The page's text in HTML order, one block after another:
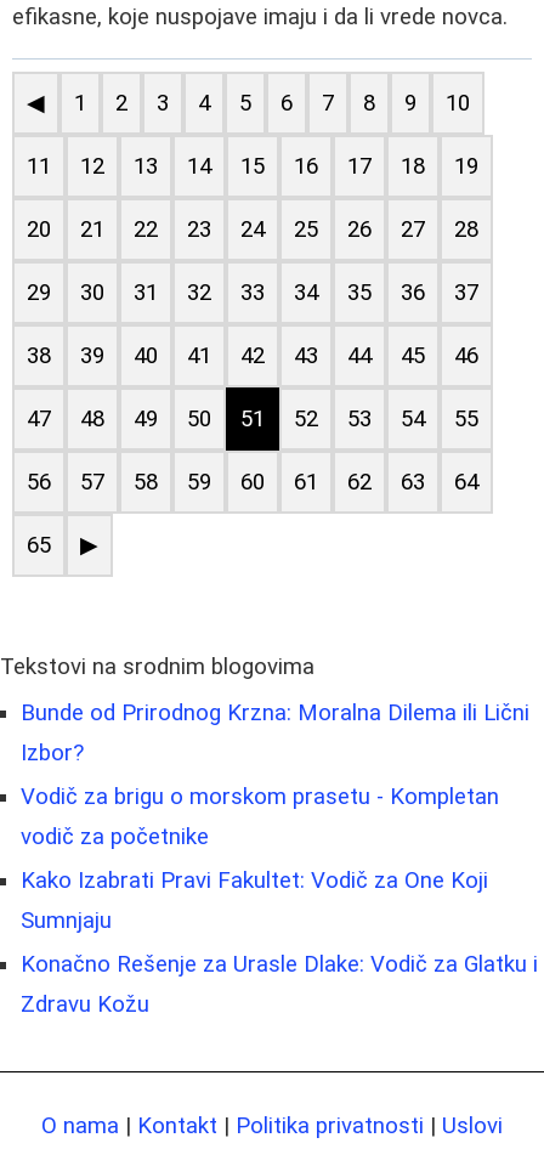
efikasne, koje nuspojave imaju i da li vrede novca.
◀ 1 2 3 4 5 6 7 8 9 10
11 12 13 14 15 16 17 18 19
20 21 22 23 24 25 26 27 28
29 30 31 32 33 34 35 36 37
38 39 40 41 42 43 44 45 46
47 48 49 50 51 52 53 54 55
56 57 58 59 60 61 62 63 64
65 ▶
Tekstovi na srodnim blogovima
Bunde od Prirodnog Krzna: Moralna Dilema ili Lični
Izbor?
Vodič za brigu o morskom prasetu - Kompletan
vodič za početnike
Kako Izabrati Pravi Fakultet: Vodič za One Koji
Sumnjaju
Konačno Rešenje za Urasle Dlake: Vodič za Glatku i
Zdravu Kožu
O nama | Kontakt | Politika privatnosti | Uslovi